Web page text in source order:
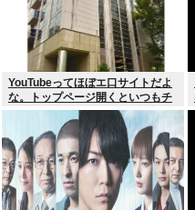
YouTubeってほぼエ口サイトだよ
な。トップページ開くといつもチ
アダンスとかローアングルで撮影
した街撮り動画ばっか出てくるじ
ゃん